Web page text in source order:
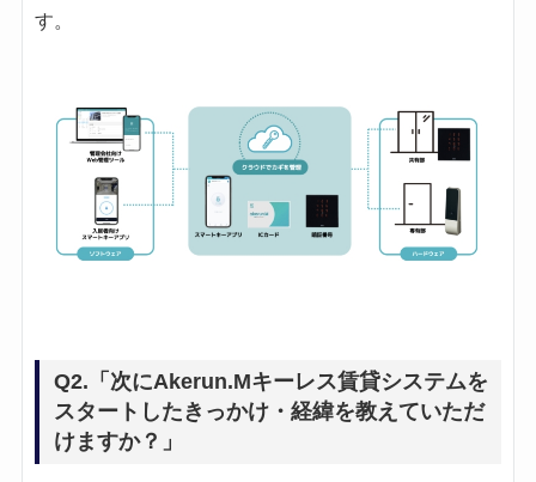
す。
Q2.「次にAkerun.Mキーレス賃貸システムを
スタートしたきっかけ・経緯を教えていただ
けますか？」